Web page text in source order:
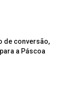
de conversão,
a Páscoa